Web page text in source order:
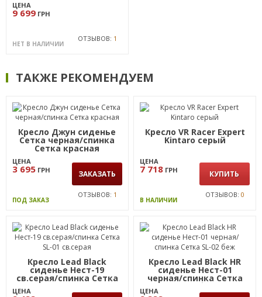
ЦЕНА
9 699 ГРН
НЕТ В НАЛИЧИИ
ОТЗЫВОВ: 1
ТАКЖЕ РЕКОМЕНДУЕМ
Кресло Джун сиденье
Сетка черная/спинка
Сетка красная
ЦЕНА
3 695 ГРН ЗАКАЗАТЬ
ПОД ЗАКАЗ
ОТЗЫВОВ: 1
Кресло VR Racer Expert
Kintaro серый
ЦЕНА
7 718 ГРН КУПИТЬ
В НАЛИЧИИ
ОТЗЫВОВ: 0
Кресло Lead Black
сиденье Нест-19
св.серая/спинка Сетка
SL-01 св.серая
ЦЕНА
Кресло Lead Black HR
сиденье Нест-01
черная/спинка Сетка
SL-02 беж
ЦЕНА